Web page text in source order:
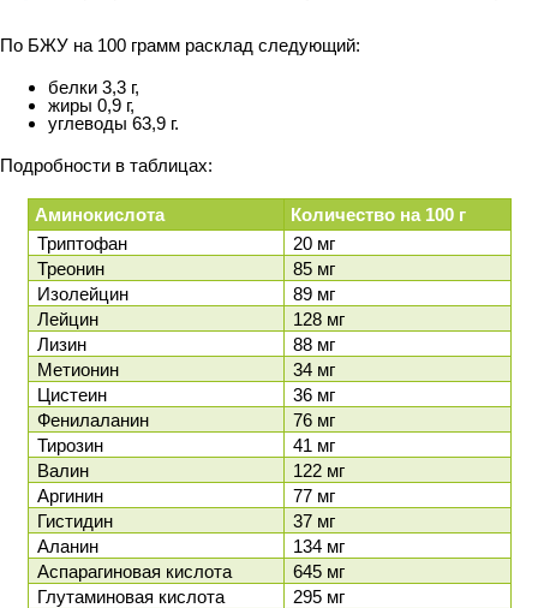
По БЖУ на 100 грамм расклад следующий:
белки 3,3 г,
жиры 0,9 г,
углеводы 63,9 г.
Подробности в таблицах:
Аминокислота
Количество на 100 г
Триптофан
20 мг
Треонин
85 мг
Изолейцин
89 мг
Лейцин
128 мг
Лизин
88 мг
Метионин
34 мг
Цистеин
36 мг
Фенилаланин
76 мг
Тирозин
41 мг
Валин
122 мг
Аргинин
77 мг
Гистидин
37 мг
Аланин
134 мг
Аспарагиновая кислота
645 мг
Глутаминовая кислота
295 мг